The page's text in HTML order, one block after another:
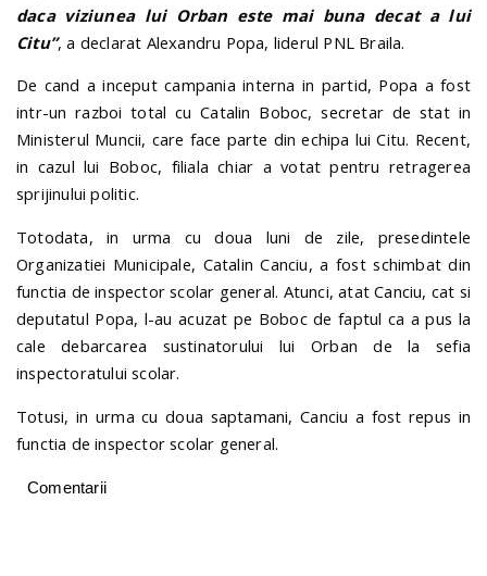
daca viziunea lui Orban este mai buna decat a lui
Citu”, a declarat Alexandru Popa, liderul PNL Braila.
De cand a inceput campania interna in partid, Popa a fost
intr-un razboi total cu Catalin Boboc, secretar de stat in
Ministerul Muncii, care face parte din echipa lui Citu. Recent,
in cazul lui Boboc, filiala chiar a votat pentru retragerea
sprijinului politic.
Totodata, in urma cu doua luni de zile, presedintele
Organizatiei Municipale, Catalin Canciu, a fost schimbat din
functia de inspector scolar general. Atunci, atat Canciu, cat si
deputatul Popa, l-au acuzat pe Boboc de faptul ca a pus la
cale debarcarea sustinatorului lui Orban de la sefia
inspectoratului scolar.
Totusi, in urma cu doua saptamani, Canciu a fost repus in
functia de inspector scolar general.
Comentarii